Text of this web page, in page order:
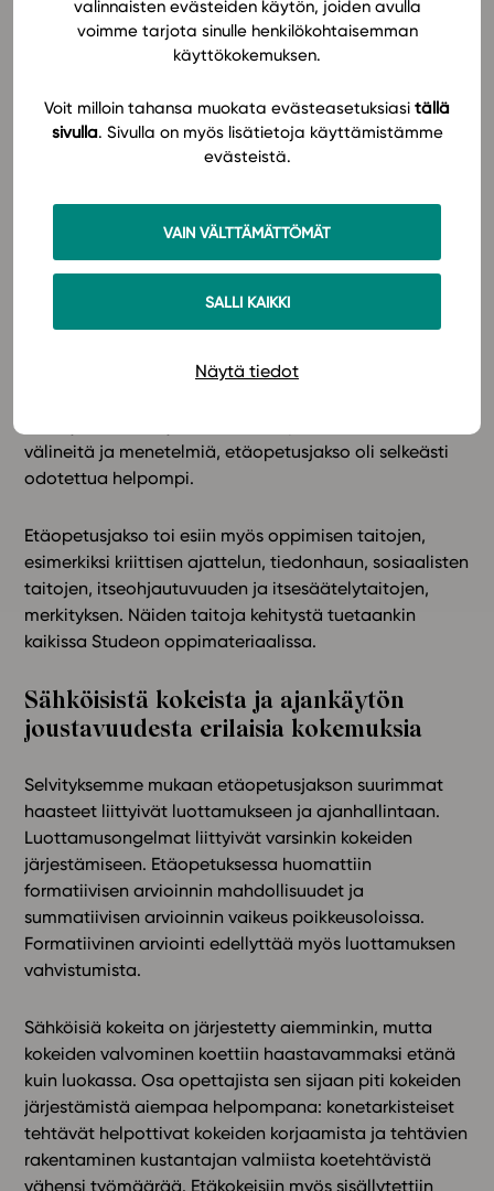
valinnaisten evästeiden käytön, joiden avulla
voimme tarjota sinulle henkilökohtaisemman
käyttökokemuksen.
Voit milloin tahansa muokata evästeasetuksiasi tällä
sivulla. Sivulla on myös lisätietoja käyttämistämme
evästeistä.
VAIN VÄLTTÄMÄTTÖMÄT
SALLI KAIKKI
Näytä tiedot
entisestään – jos opiskelija työskentelee vain paperin
ja kynän kanssa, oppiminen ei näy opettajalle.
Etäopetuksessa motivaatio ja työskentelyn
järjestelmällisyys saattoivat kärsiä, kun oppimisen
tukeminen oli haastavampaa.
auttoivat selviytymään
Opettajat, joilla oli käytössä opiskelijan edistymistä
esiin tuovat ja yksilöllistä oppimista tukevat sähköiset
ajastaminen ja edistymisen jatkuva seuraaminen
välineitä ja menetelmiä, etäopetusjakso oli selkeästi
odotettua helpompi.
Etäopetusjakso toi esiin myös oppimisen taitojen,
esimerkiksi kriittisen ajattelun, tiedonhaun, sosiaalisten
taitojen, itseohjautuvuuden ja itsesäätelytaitojen,
merkityksen. Näiden taitoja kehitystä tuetaankin
kaikissa Studeon oppimateriaalissa.
Sähköisistä kokeista ja ajankäytön
joustavuudesta erilaisia kokemuksia
Selvityksemme mukaan etäopetusjakson suurimmat
haasteet liittyivät luottamukseen ja ajanhallintaan.
Luottamusongelmat liittyivät varsinkin kokeiden
järjestämiseen. Etäopetuksessa huomattiin
formatiivisen arvioinnin mahdollisuudet ja
summatiivisen arvioinnin vaikeus poikkeusoloissa.
Formatiivinen arviointi edellyttää myös luottamuksen
vahvistumista.
Sähköisiä kokeita on järjestetty aiemminkin, mutta
kokeiden valvominen koettiin haastavammaksi etänä
kuin luokassa. Osa opettajista sen sijaan piti kokeiden
järjestämistä aiempaa helpompana: konetarkisteiset
tehtävät helpottivat kokeiden korjaamista ja tehtävien
rakentaminen kustantajan valmiista koetehtävistä
vähensi työmäärää. Etäkokeisiin myös sisällytettiin